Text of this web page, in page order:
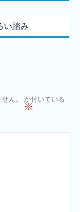
い踏み
ん。
※
が付いている